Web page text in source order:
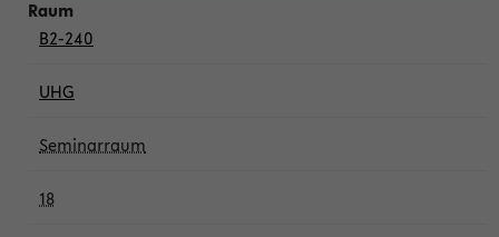
B2-240
UHG
Seminarraum
18